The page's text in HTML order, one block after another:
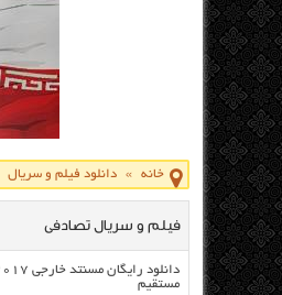
خانه » دانلود فیلم و سریال
فیلم و سریال تصادفی
مستقیم